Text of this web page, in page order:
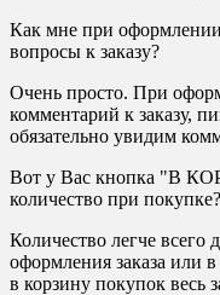
Как мне при оформлении
вопросы к заказу?
Очень просто. При
комментарий к заказу,
обязательно увидим
Вот у Вас кнопка "В
количество при покупке?
Количество легче всего
оформления заказа или
в корзину покупок весь